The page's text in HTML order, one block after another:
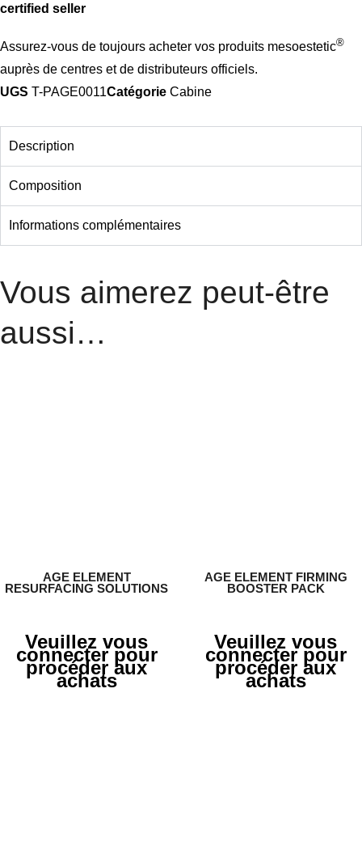
certified seller
Assurez-vous de toujours acheter vos produits mesoestetic®
auprès de centres et de distributeurs officiels.
UGS T-PAGE0011Catégorie Cabine
Description
Composition
Informations complémentaires
Vous aimerez peut-être
aussi…
AGE ELEMENT
RESURFACING SOLUTIONS
Veuillez vous
connecter pour
procéder aux
achats
AGE ELEMENT FIRMING
BOOSTER PACK
Veuillez vous
connecter pour
procéder aux
achats